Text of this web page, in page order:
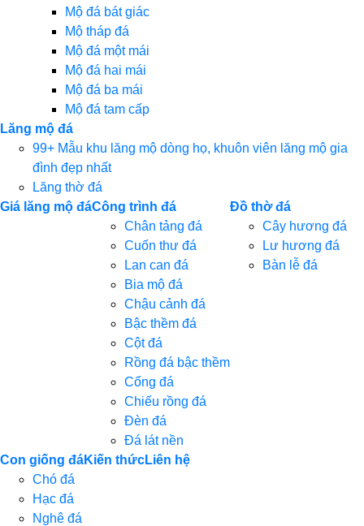
Mộ đá bát giác
Mộ tháp đá
Mộ đá một mái
Mộ đá hai mái
Mộ đá ba mái
Mộ đá tam cấp
Lăng mộ đá
99+ Mẫu khu lăng mộ dòng họ, khuôn viên lăng mộ gia
đình đẹp nhất
Lăng thờ đá
Giá lăng mộ đáCông trình đá
Chân tảng đá
Cuốn thư đá
Lan can đá
Bia mộ đá
Chậu cảnh đá
Bậc thềm đá
Cột đá
Rồng đá bậc thềm
Cổng đá
Chiếu rồng đá
Đèn đá
Đá lát nền
Đồ thờ đá
Cây hương đá
Lư hương đá
Bàn lễ đá
Con giống đá
Chó đá
Hạc đá
Nghê đá
Kiến thứcLiên hệ